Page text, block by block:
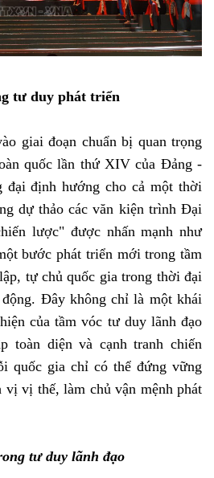
tư duy phát triển
giai đoạn chuẩn bị quan trọng
quốc lần thứ XIV của Đảng -
đại định hướng cho cả một thời
dự thảo các văn kiện trình Đại
lược" được nhấn mạnh như
bước phát triển mới trong tầm
tự chủ quốc gia trong thời đại
động. Đây không chỉ là một khái
của tầm vóc tư duy lãnh đạo
toàn diện và cạnh tranh chiến
quốc gia chỉ có thể đứng vững
vị vị thế, làm chủ vận mệnh phát
tư duy lãnh đạo